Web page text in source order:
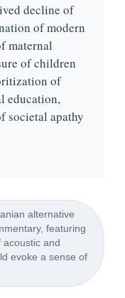
decline of
of modern
maternal
of children
of
education,
societal apathy
alternative
featuring
and
evoke a sense of